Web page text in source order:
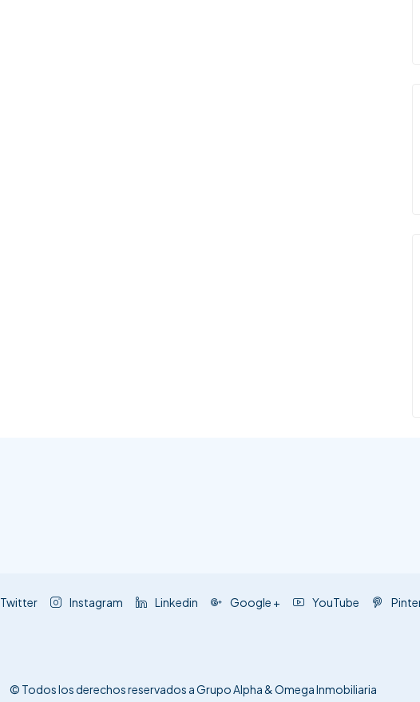
Twitter Instagram Linkedin Google + YouTube
© Todos los derechos reservados a Grupo Alpha & Omega Inmobiliaria